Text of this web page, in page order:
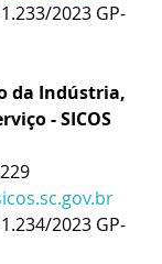
2023 GP-
da Indústria,
- SICOS
2023 GP-